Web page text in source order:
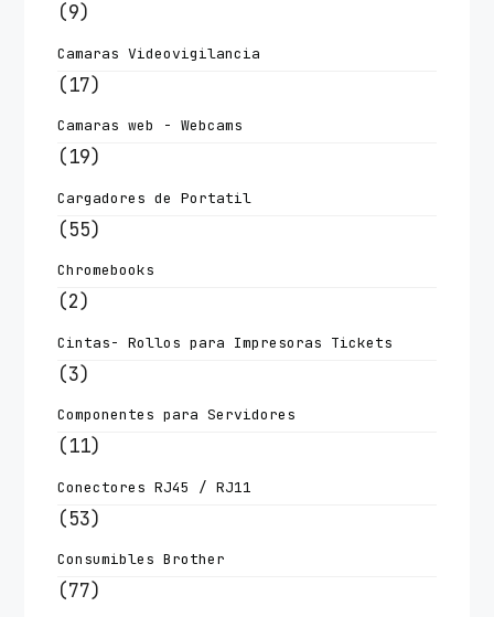
(9)
Camaras Videovigilancia
(17)
Camaras web - Webcams
(19)
Cargadores de Portatil
(55)
Chromebooks
(2)
Cintas- Rollos para Impresoras Tickets
(3)
Componentes para Servidores
(11)
Conectores RJ45 / RJ11
(53)
Consumibles Brother
(77)